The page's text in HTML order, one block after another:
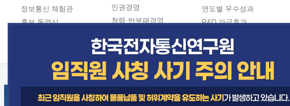
정보통신 체험관
홍보 동영상
인권경영
청렴·반부패경영
청렴포털 신고
수의계약 현황
연도별 우수성과
R&D 파급효과
지식공유플랫폼